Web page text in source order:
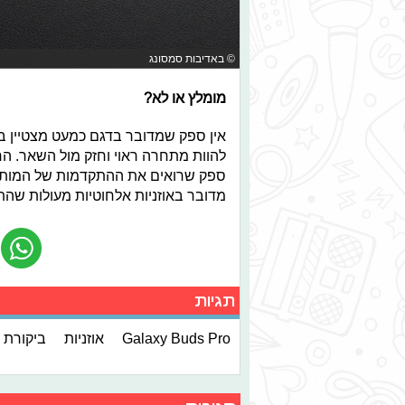
© באדיבות סמסונג
מומלץ או לא?
אין ספק שמדובר בדגם כמעט מצטיין
להוות מתחרה ראוי וחזק מול השאר.
ספק שרואים את ההתקדמות של המותג.
מדובר באוזניות אלחוטיות מעולות
תגיות
Galaxy Buds Pro אוזניות ביקורת